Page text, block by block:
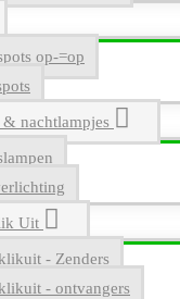
op-=op
nachtlampjes
Uit
- Zenders
- ontvangers